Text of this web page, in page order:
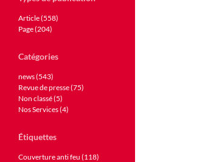
Article (558)
Page (204)
Catégories
news (543)
Revue de presse (75)
Non classé (5)
Nos Services (4)
Étiquettes
Couverture anti feu (118)